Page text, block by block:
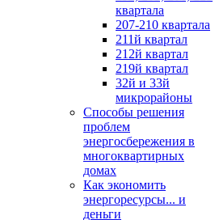
квартала
207-210 квартала
211й квартал
212й квартал
219й квартал
32й и 33й
микрорайоны
Способы решения
проблем
энергосбережения в
многоквартирных
домах
Как экономить
энергоресурсы... и
деньги